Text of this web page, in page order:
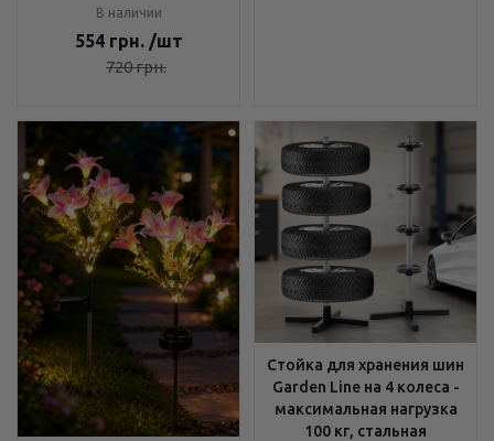
В наличии
554 грн. /шт
720грн.
Стойка для хранения шин
Garden Line на 4 колеса -
максимальная нагрузка
100 кг, стальная